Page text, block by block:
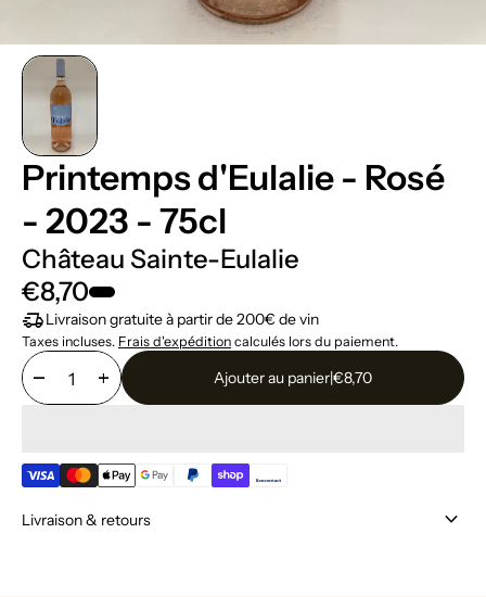
Printemps d'Eulalie - Rosé
- 2023 - 75cl
Château Sainte-Eulalie
€8,70
delivery_truck_speedLivraison gratuite à partir de 200€ de vin
Taxes incluses. Frais d'expédition calculés lors du paiement.
remove add Ajouter au panier|€8,70
Livraison & retours keyboard_arrow_down